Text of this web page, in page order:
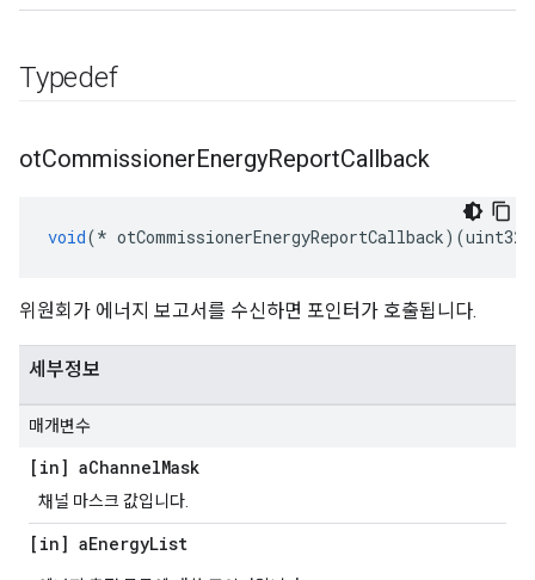
Typedef
otCommissionerEnergyReportCallback
void(* otCommissionerEnergyReportCallback)(
위원회가 에너지 보고서를 수신하면 포인터가 호출됩니다.
세부정보
매개변수
[in] aChannelMask
채널 마스크 값입니다.
[in] aEnergyList